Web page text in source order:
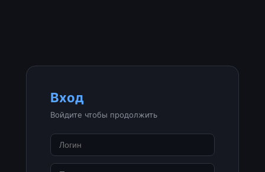
Вход
Войдите чтобы продолжить